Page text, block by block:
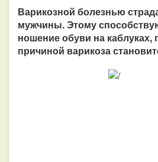
Варикозной болезнью
мужчины. Этому
ношение обуви на
причиной варикоза